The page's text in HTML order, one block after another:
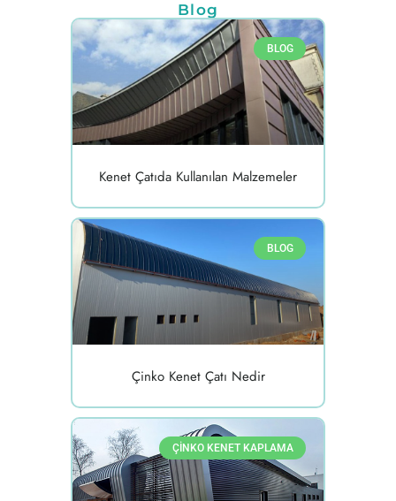
Blog
BLOG
Kenet Çatıda Kullanılan Malzemeler
BLOG
Çinko Kenet Çatı Nedir
ÇINKO KENET KAPLAMA